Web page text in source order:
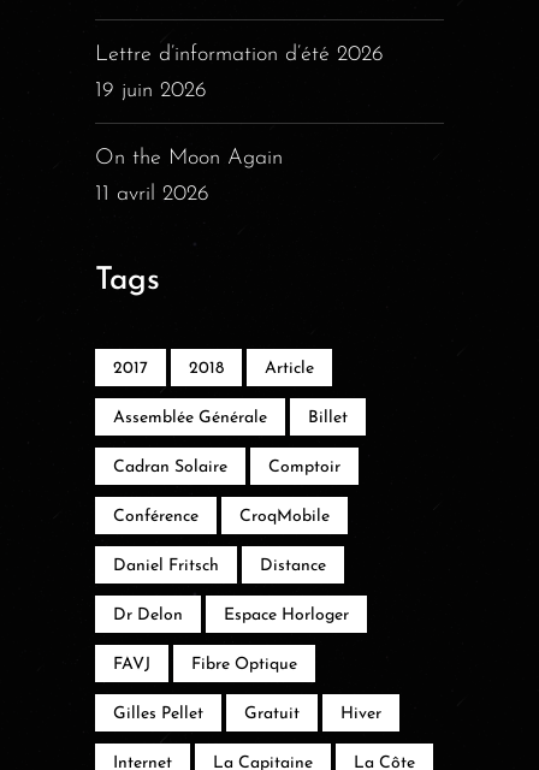
Lettre d’information d’été 2026
19 juin 2026
On the Moon Again
11 avril 2026
Tags
2017 2018 Article
Assemblée Générale Billet
Cadran Solaire Comptoir
Conférence CroqMobile
Daniel Fritsch Distance
Dr Delon Espace Horloger
FAVJ Fibre Optique
Gilles Pellet Gratuit Hiver
Internet La Capitaine La Côte